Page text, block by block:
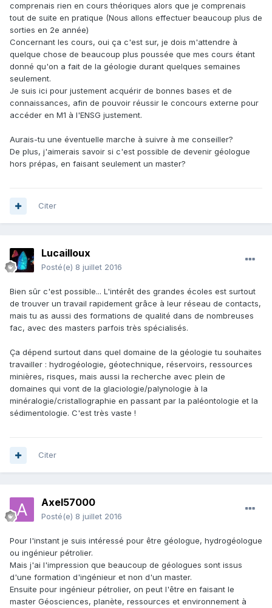
comprenais rien en cours théoriques alors que je comprenais
tout de suite en pratique (Nous allons effectuer beaucoup plus de
sorties en 2e année)
Concernant les cours, oui ça c'est sur, je dois m'attendre à
quelque chose de beaucoup plus poussée que mes cours étant
donné qu'on a fait de la géologie durant quelques semaines
seulement.
Je suis ici pour justement acquérir de bonnes bases et de
connaissances, afin de pouvoir réussir le concours externe pour
accéder en M1 à l'ENSG justement.
Aurais-tu une éventuelle marche à suivre à me conseiller?
De plus, j'aimerais savoir si c'est possible de devenir géologue
hors prépas, en faisant seulement un master?
Citer
Lucailloux
Posté(e) 8 juillet 2016
Bien sûr c'est possible... L'intérêt des grandes écoles est surtout
de trouver un travail rapidement grâce à leur réseau de contacts,
mais tu as aussi des formations de qualité dans de nombreuses
fac, avec des masters parfois très spécialisés.
Ça dépend surtout dans quel domaine de la géologie tu souhaites
travailler : hydrogéologie, géotechnique, réservoirs, ressources
minières, risques, mais aussi la recherche avec plein de
domaines qui vont de la glaciologie/palynologie à la
minéralogie/cristallographie en passant par la paléontologie et la
sédimentologie. C'est très vaste !
Citer
Axel57000
Posté(e) 8 juillet 2016
Pour l'instant je suis intéressé pour être géologue, hydrogéologue
ou ingénieur pétrolier.
Mais j'ai l'impression que beaucoup de géologues sont issus
d'une formation d'ingénieur et non d'un master.
Ensuite pour ingénieur pétrolier, on peut l'être en faisant le
master Géosciences, planète, ressources et environnement à